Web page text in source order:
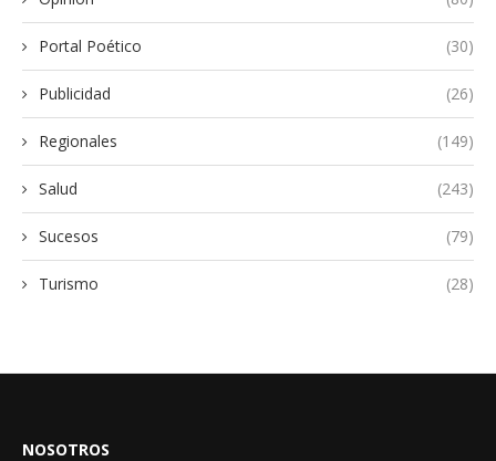
Portal Poético (30)
Publicidad (26)
Regionales (149)
Salud (243)
Sucesos (79)
Turismo (28)
NOSOTROS